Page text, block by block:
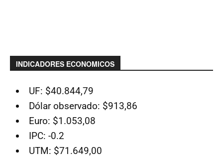
INDICADORES ECONOMICOS
UF: $40.844,79
Dólar observado: $913,86
Euro: $1.053,08
IPC: -0.2
UTM: $71.649,00